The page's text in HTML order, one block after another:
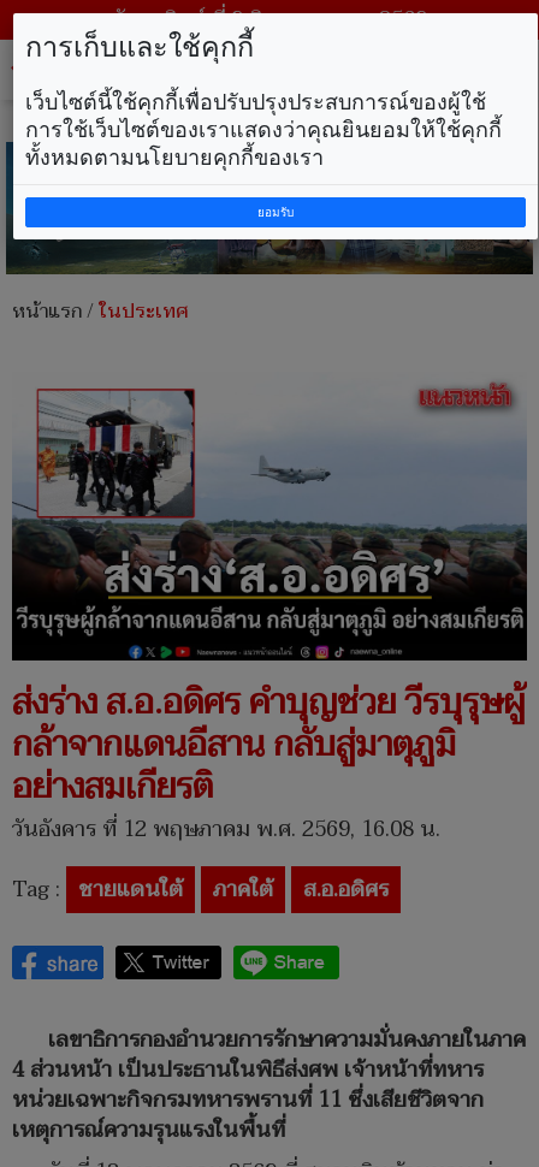
วันอาทิตย์ ที่ 9 สิงหาคม พ.ศ. 2569
หน้าแรก/ในประเทศ
ส่งร่าง ส.อ.อดิศร คำบุญช่วย วีรบุรุษผู้
กล้าจากแดนอีสาน กลับสู่มาตุภูมิ
อย่างสมเกียรติ
วันอังคาร ที่ 12 พฤษภาคม พ.ศ. 2569, 16.08 น.
Tag : ชายแดนใต้ ภาคใต้ ส.อ.อดิศร
เลขาธิการกองอำนวยการรักษาความมั่นคงภายในภาค
4 ส่วนหน้า เป็นประธานในพิธีส่งศพ เจ้าหน้าที่ทหาร
หน่วยเฉพาะกิจกรมทหารพรานที่ 11 ซึ่งเสียชีวิตจาก
เหตุการณ์ความรุนแรงในพื้นที่
การเก็บและใช้คุกกี้
เว็บไซต์นี้ใช้คุกกี้เพื่อปรับปรุงประสบการณ์ของผู้ใช้
การใช้เว็บไซต์ของเราแสดงว่าคุณยินยอมให้ใช้คุกกี้
ทั้งหมดตามนโยบายคุกกี้ของเรา
ยอมรับ